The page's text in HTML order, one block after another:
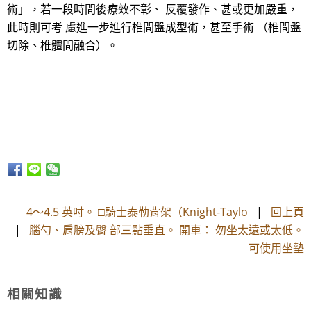
術」，若一段時間後療效不彰、 反覆發作、甚或更加嚴重，
此時則可考 慮進一步進行椎間盤成型術，甚至手術 （椎間盤
切除、椎體間融合）。
4～4.5 英吋。 □騎士泰勒背架（Knight-Taylo | 回上頁
| 腦勺、肩膀及臀 部三點垂直。 開車： 勿坐太遠或太低。
可使用坐墊
相關知識